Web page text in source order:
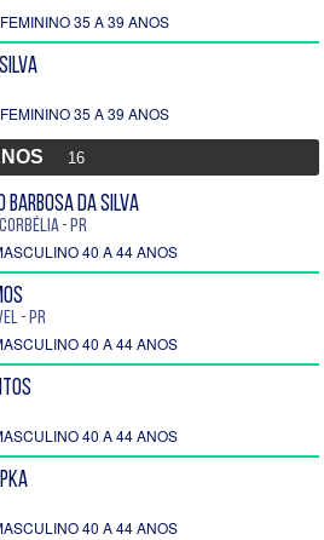
35 A 39 ANOS
35 A 39 ANOS
16
BARBOSA DA SILVA
- PR
40 A 44 ANOS
- PR
40 A 44 ANOS
40 A 44 ANOS
40 A 44 ANOS